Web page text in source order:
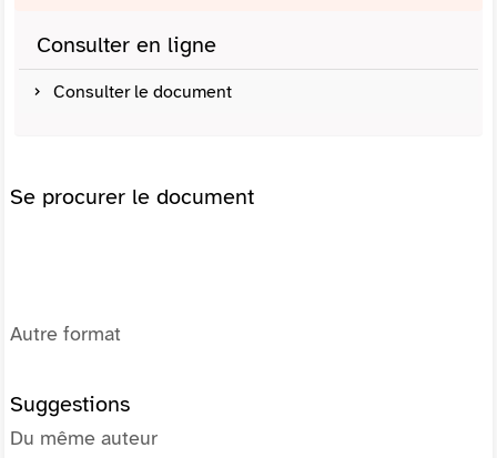
Consulter en ligne
Consulter le document
Se procurer le document
Autre format
Suggestions
Du même auteur